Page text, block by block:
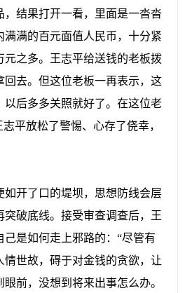
，结果打开一看，里面是一沓沓
满满的百元面值人民币，十分紧
元之多。王志平给送钱的老板拨
回去。但这位老板一再表示，这
以后多多关照就好了。在这位老
平放松了警惕、心存了侥幸，
开了口的堤坝，思想防线会层
突破底线。接受审查调查后，王
是如何走上邪路的：“尽管有
情世故，碍于对金钱的贪欲，让
前，没想到将来出事怎么办。